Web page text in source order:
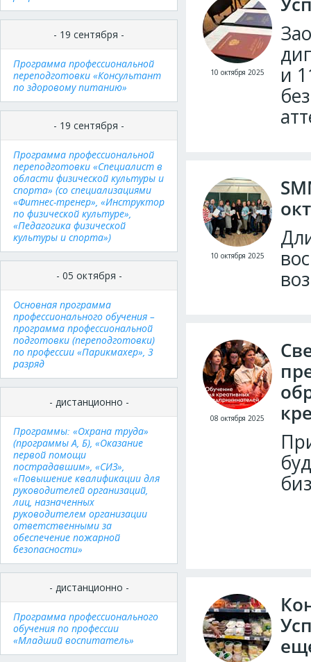
- 19 сентября -
Программа профессиональной
переподготовки «Консультант
по здоровому питанию»
- 19 сентября -
Программа профессиональной
переподготовки «Специалист в
области физической культуры и
спорта» (со специализациями
«Фитнес-тренер», «Инструктор
по физической культуре»,
«Педагогика физической
культуры и спорта»)
- 05 октября -
Основная программа
профессионального обучения –
программа профессиональной
подготовки (переподготовки)
по профессии «Парикмахер», 3
разряд
- дистанционно -
Программы: «Охрана труда»
(программы А, Б), «Оказание
первой помощи
пострадавшим», «СИЗ»,
«Повышение квалификации для
руководителей организаций,
лиц, назначенных
руководителем организации
ответственными за
обеспечение пожарной
безопасности»
- дистанционно -
Программа профессионального
обучения по профессии
«Младший воспитатель»
и
10 октября 2025
10 октября 2025
08 октября 2025